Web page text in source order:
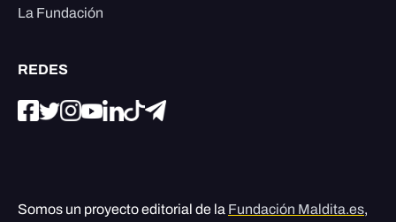
La Fundación
REDES
Somos un proyecto editorial de la Fundación Maldita.es,